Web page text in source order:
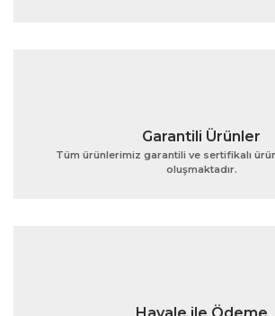
Gönder
Garantili Ürünler
Tüm ürünlerimiz garantili ve sertifikalı
oluşmaktadır.